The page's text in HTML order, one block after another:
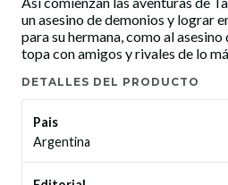
un asesino de demonios y lograr
para su hermana, como al
topa con amigos y rivales de lo
DETALLES DEL PRODUCTO
Pais
Argentina